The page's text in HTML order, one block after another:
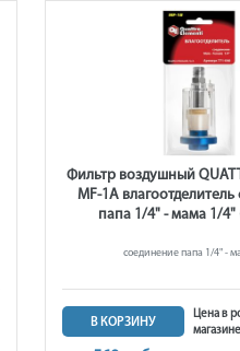
Фильтр воздушный
MF-1A
папа 1/4" - мама 1/4"
соединение папа 1/4" -
В КОРЗИНУ
Цена в